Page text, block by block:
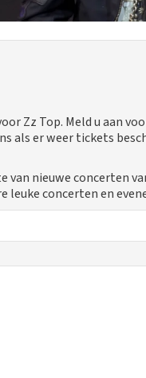
Zz Top. Meld u aan
als er weer tickets
nieuwe concerten
leuke concerten en